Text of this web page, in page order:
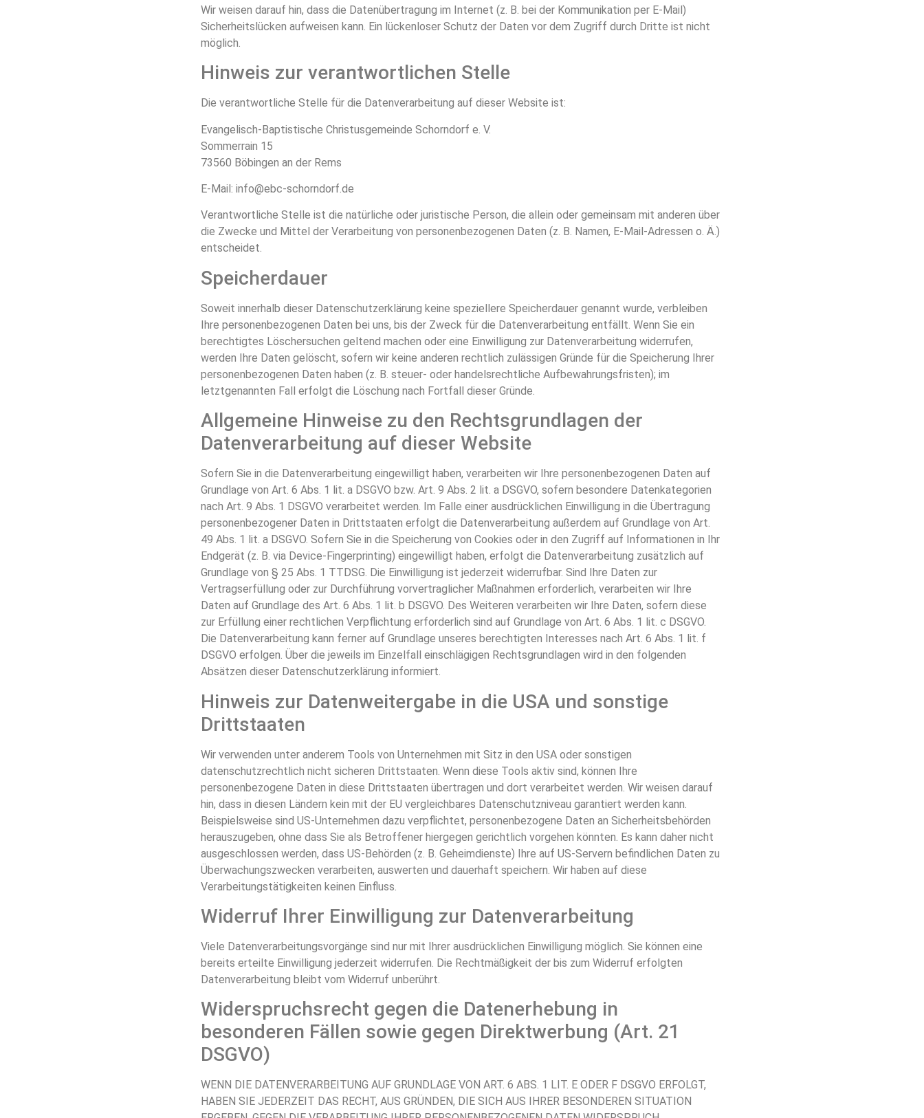
Wir weisen darauf hin, dass die Datenübertragung im Internet (z. B. bei der Kommunikation per E-Mail)
Sicherheitslücken aufweisen kann. Ein lückenloser Schutz der Daten vor dem Zugriff durch Dritte ist nicht
möglich.
Hinweis zur verantwortlichen Stelle
Die verantwortliche Stelle für die Datenverarbeitung auf dieser Website ist:
Evangelisch-Baptistische Christusgemeinde Schorndorf e. V.
Sommerrain 15
73560 Böbingen an der Rems
E-Mail: info@ebc-schorndorf.de
Verantwortliche Stelle ist die natürliche oder juristische Person, die allein oder gemeinsam mit anderen über
die Zwecke und Mittel der Verarbeitung von personenbezogenen Daten (z. B. Namen, E-Mail-Adressen o. Ä.)
entscheidet.
Speicherdauer
Soweit innerhalb dieser Datenschutzerklärung keine speziellere Speicherdauer genannt wurde, verbleiben
Ihre personenbezogenen Daten bei uns, bis der Zweck für die Datenverarbeitung entfällt. Wenn Sie ein
berechtigtes Löschersuchen geltend machen oder eine Einwilligung zur Datenverarbeitung widerrufen,
werden Ihre Daten gelöscht, sofern wir keine anderen rechtlich zulässigen Gründe für die Speicherung Ihrer
personenbezogenen Daten haben (z. B. steuer- oder handelsrechtliche Aufbewahrungsfristen); im
letztgenannten Fall erfolgt die Löschung nach Fortfall dieser Gründe.
Allgemeine Hinweise zu den Rechtsgrundlagen der
Datenverarbeitung auf dieser Website
Sofern Sie in die Datenverarbeitung eingewilligt haben, verarbeiten wir Ihre personenbezogenen Daten auf
Grundlage von Art. 6 Abs. 1 lit. a DSGVO bzw. Art. 9 Abs. 2 lit. a DSGVO, sofern besondere Datenkategorien
nach Art. 9 Abs. 1 DSGVO verarbeitet werden. Im Falle einer ausdrücklichen Einwilligung in die Übertragung
personenbezogener Daten in Drittstaaten erfolgt die Datenverarbeitung außerdem auf Grundlage von Art.
49 Abs. 1 lit. a DSGVO. Sofern Sie in die Speicherung von Cookies oder in den Zugriff auf Informationen in Ihr
Endgerät (z. B. via Device-Fingerprinting) eingewilligt haben, erfolgt die Datenverarbeitung zusätzlich auf
Grundlage von § 25 Abs. 1 TTDSG. Die Einwilligung ist jederzeit widerrufbar. Sind Ihre Daten zur
Vertragserfüllung oder zur Durchführung vorvertraglicher Maßnahmen erforderlich, verarbeiten wir Ihre
Daten auf Grundlage des Art. 6 Abs. 1 lit. b DSGVO. Des Weiteren verarbeiten wir Ihre Daten, sofern diese
zur Erfüllung einer rechtlichen Verpflichtung erforderlich sind auf Grundlage von Art. 6 Abs. 1 lit. c DSGVO.
Die Datenverarbeitung kann ferner auf Grundlage unseres berechtigten Interesses nach Art. 6 Abs. 1 lit. f
DSGVO erfolgen. Über die jeweils im Einzelfall einschlägigen Rechtsgrundlagen wird in den folgenden
Absätzen dieser Datenschutzerklärung informiert.
Hinweis zur Datenweitergabe in die USA und sonstige
Drittstaaten
Wir verwenden unter anderem Tools von Unternehmen mit Sitz in den USA oder sonstigen
datenschutzrechtlich nicht sicheren Drittstaaten. Wenn diese Tools aktiv sind, können Ihre
personenbezogene Daten in diese Drittstaaten übertragen und dort verarbeitet werden. Wir weisen darauf
hin, dass in diesen Ländern kein mit der EU vergleichbares Datenschutzniveau garantiert werden kann.
Beispielsweise sind US-Unternehmen dazu verpflichtet, personenbezogene Daten an Sicherheitsbehörden
herauszugeben, ohne dass Sie als Betroffener hiergegen gerichtlich vorgehen könnten. Es kann daher nicht
ausgeschlossen werden, dass US-Behörden (z. B. Geheimdienste) Ihre auf US-Servern befindlichen Daten zu
Überwachungszwecken verarbeiten, auswerten und dauerhaft speichern. Wir haben auf diese
Verarbeitungstätigkeiten keinen Einfluss.
Widerruf Ihrer Einwilligung zur Datenverarbeitung
Viele Datenverarbeitungsvorgänge sind nur mit Ihrer ausdrücklichen Einwilligung möglich. Sie können eine
bereits erteilte Einwilligung jederzeit widerrufen. Die Rechtmäßigkeit der bis zum Widerruf erfolgten
Datenverarbeitung bleibt vom Widerruf unberührt.
Widerspruchsrecht gegen die Datenerhebung in
besonderen Fällen sowie gegen Direktwerbung (Art. 21
DSGVO)
WENN DIE DATENVERARBEITUNG AUF GRUNDLAGE VON ART. 6 ABS. 1 LIT. E ODER F DSGVO ERFOLGT,
HABEN SIE JEDERZEIT DAS RECHT, AUS GRÜNDEN, DIE SICH AUS IHRER BESONDEREN SITUATION